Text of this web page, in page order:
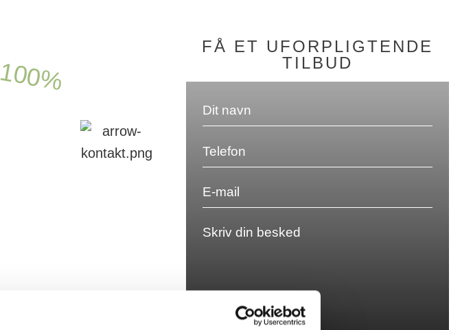
100%
FÅ ET UFORPLIGTENDE
TILBUD